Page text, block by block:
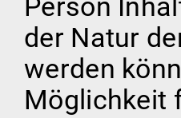
Person
der Natur
werden
Möglichkeit